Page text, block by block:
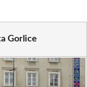
Gorlice